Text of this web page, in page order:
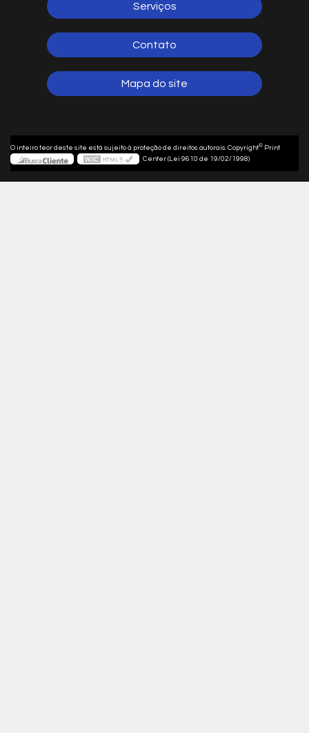
Serviços
Contato
Mapa do site
O inteiro teor deste site está sujeito à proteção de direitos autorais. Copyright© Print
Center (Lei 9610 de 19/02/1998)